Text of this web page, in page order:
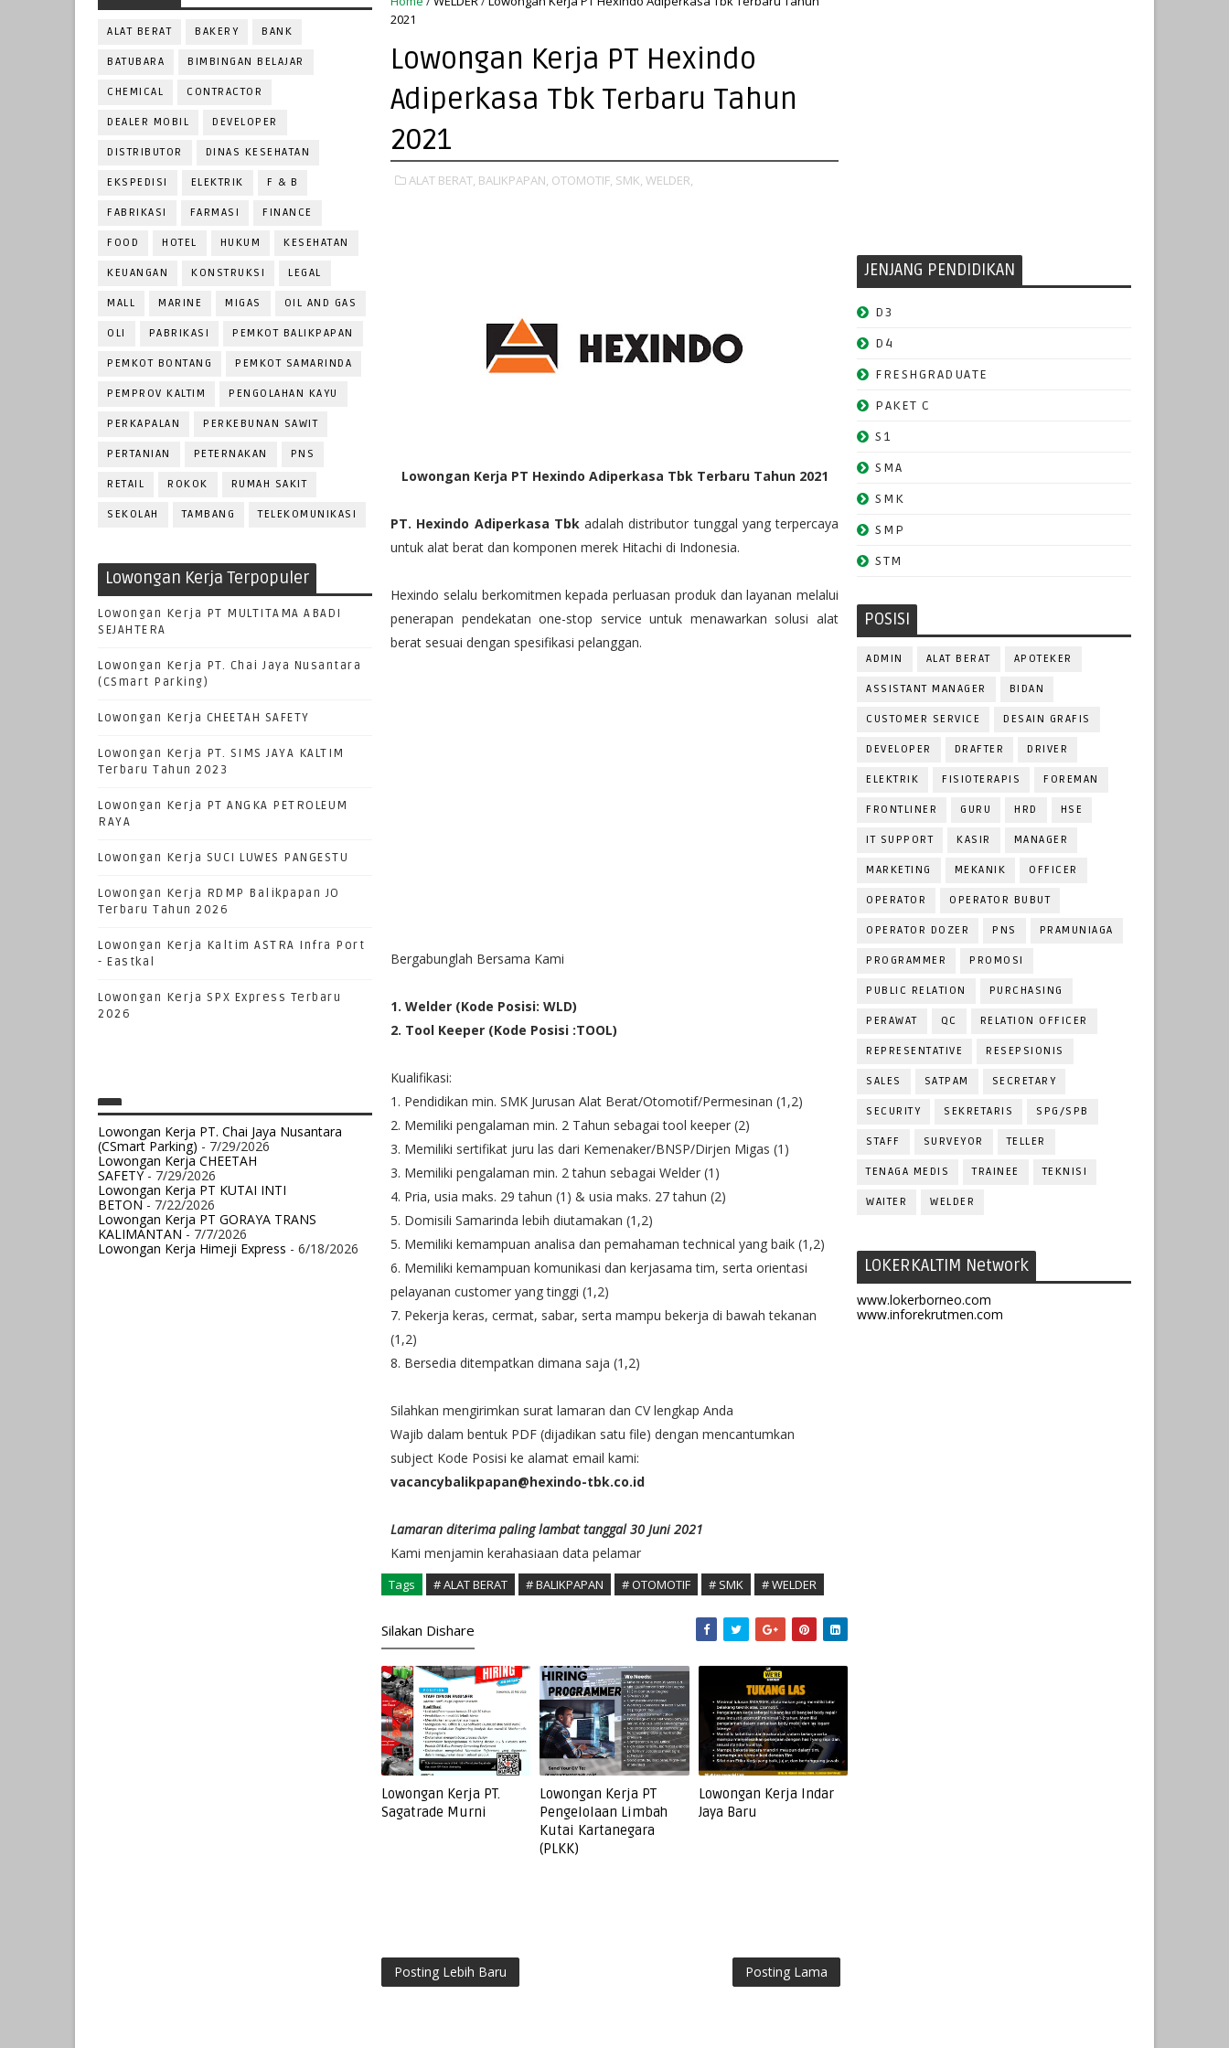
ALAT BERAT BAKERY BANK
BATUBARA BIMBINGAN BELAJAR
CHEMICAL CONTRACTOR
DEALER MOBIL DEVELOPER
DISTRIBUTOR DINAS KESEHATAN
EKSPEDISI ELEKTRIK F & B
FABRIKASI FARMASI FINANCE
FOOD HOTEL HUKUM KESEHATAN
KEUANGAN KONSTRUKSI LEGAL
MALL MARINE MIGAS OIL AND GAS
OLI PABRIKASI PEMKOT BALIKPAPAN
PEMKOT BONTANG PEMKOT SAMARINDA
PEMPROV KALTIM PENGOLAHAN KAYU
PERKAPALAN PERKEBUNAN SAWIT
PERTANIAN PETERNAKAN PNS
RETAIL ROKOK RUMAH SAKIT
SEKOLAH TAMBANG TELEKOMUNIKASI
Lowongan Kerja Terpopuler
Lowongan Kerja PT MULTITAMA ABADI
SEJAHTERA
Lowongan Kerja PT. Chai Jaya Nusantara
(CSmart Parking)
Lowongan Kerja CHEETAH SAFETY
Lowongan Kerja PT. SIMS JAYA KALTIM
Terbaru Tahun 2023
Lowongan Kerja PT ANGKA PETROLEUM
RAYA
Lowongan Kerja SUCI LUWES PANGESTU
Lowongan Kerja RDMP Balikpapan JO
Terbaru Tahun 2026
Lowongan Kerja Kaltim ASTRA Infra Port
- Eastkal
Lowongan Kerja SPX Express Terbaru
2026
Lowongan Kerja PT. Chai Jaya Nusantara
(CSmart Parking) - 7/29/2026
Lowongan Kerja CHEETAH
SAFETY- 7/29/2026
Lowongan Kerja PT KUTAI INTI
BETON- 7/22/2026
Lowongan Kerja PT GORAYA TRANS
KALIMANTAN- 7/7/2026
Lowongan Kerja Himeji Express - 6/18/2026
2021
Lowongan Kerja PT Hexindo
Adiperkasa Tbk Terbaru Tahun
2021
ALAT BERAT, BALIKPAPAN, OTOMOTIF, SMK, WELDER,
Lowongan Kerja PT Hexindo Adiperkasa Tbk Terbaru Tahun 2021
PT. Hexindo Adiperkasa Tbk adalah distributor tunggal yang terpercaya
untuk alat berat dan komponen merek Hitachi di Indonesia.
Hexindo selalu berkomitmen kepada perluasan produk dan layanan melalui
penerapan pendekatan one-stop service untuk menawarkan solusi alat
berat sesuai dengan spesifikasi pelanggan.
Bergabunglah Bersama Kami
1. Welder (Kode Posisi: WLD)
2. Tool Keeper (Kode Posisi :TOOL)
Kualifikasi:
1. Pendidikan min. SMK Jurusan Alat Berat/Otomotif/Permesinan (1,2)
2. Memiliki pengalaman min. 2 Tahun sebagai tool keeper (2)
3. Memiliki sertifikat juru las dari Kemenaker/BNSP/Dirjen Migas (1)
3. Memiliki pengalaman min. 2 tahun sebagai Welder (1)
4. Pria, usia maks. 29 tahun (1) & usia maks. 27 tahun (2)
5. Domisili Samarinda lebih diutamakan (1,2)
5. Memiliki kemampuan analisa dan pemahaman technical yang baik (1,2)
6. Memiliki kemampuan komunikasi dan kerjasama tim, serta orientasi
pelayanan customer yang tinggi (1,2)
7. Pekerja keras, cermat, sabar, serta mampu bekerja di bawah tekanan
(1,2)
8. Bersedia ditempatkan dimana saja (1,2)
Silahkan mengirimkan surat lamaran dan CV lengkap Anda
Wajib dalam bentuk PDF (dijadikan satu file) dengan mencantumkan
subject Kode Posisi ke alamat email kami:
vacancybalikpapan@hexindo-tbk.co.id
Lamaran diterima paling lambat tanggal 30 Juni 2021
Kami menjamin kerahasiaan data pelamar
Tags # ALAT BERAT # BALIKPAPAN # OTOMOTIF # SMK # WELDER
Silakan Dishare
Lowongan Kerja PT.
Sagatrade Murni
Lowongan Kerja PT
Pengelolaan Limbah
Kutai Kartanegara
(PLKK)
Lowongan Kerja Indar
Jaya Baru
Posting Lebih Baru Posting Lama
JENJANG PENDIDIKAN
D3
D4
FRESHGRADUATE
PAKET C
S1
SMA
SMK
SMP
STM
POSISI
ADMIN ALAT BERAT APOTEKER
ASSISTANT MANAGER BIDAN
CUSTOMER SERVICE DESAIN GRAFIS
DEVELOPER DRAFTER DRIVER
ELEKTRIK FISIOTERAPIS FOREMAN
FRONTLINER GURU HRD HSE
IT SUPPORT KASIR MANAGER
MARKETING MEKANIK OFFICER
OPERATOR OPERATOR BUBUT
OPERATOR DOZER PNS PRAMUNIAGA
PROGRAMMER PROMOSI
PUBLIC RELATION PURCHASING
PERAWAT QC RELATION OFFICER
REPRESENTATIVE RESEPSIONIS
SALES SATPAM SECRETARY
SECURITY SEKRETARIS SPG/SPB
STAFF SURVEYOR TELLER
TENAGA MEDIS TRAINEE TEKNISI
WAITER WELDER
LOKERKALTIM Network
www.lokerborneo.com
www.inforekrutmen.com